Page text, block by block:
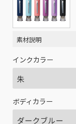
素材説明
インクカラー
ボディカラー